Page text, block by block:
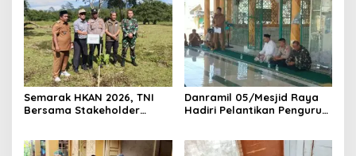
Semarak HKAN 2026, TNI
Bersama Stakeholder
Danramil 05/Mesjid Raya
Hadiri Pelantikan Pengurus